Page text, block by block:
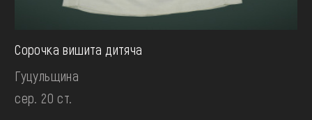
Сорочка вишита дитяча
Гуцульщина
сер. 20 ст.